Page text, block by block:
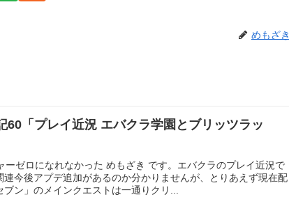
めもざき
60「プレイ近況 エバクラ学園とブリッツラッ
ーゼロになれなかった めもざき です。エバクラのプレイ近況で
今後アプデ追加があるのか分かりませんが、とりあえず現在配
ン」のメインクエストは一通りクリ...